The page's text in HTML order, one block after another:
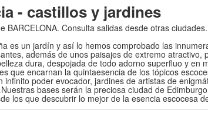
- castillos y jardines
BARCELONA. Consulta salidas desde otras ciudades.
es un jardín y así lo hemos comprobado las
además de unos paisajes de extremo
dura, despojada de todo adorno superfluo y en
que encarnan la quintaesencia de los tópicos
infinito poder evocador, jardines de artistas de
bases serán la preciosa ciudad de
los que descubrir lo mejor de la esencia escocesa